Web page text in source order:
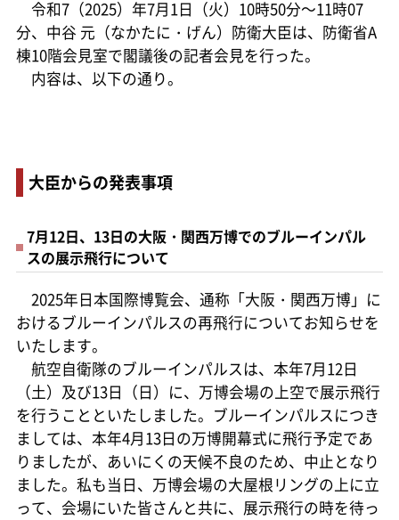
令和7（2025）年7月1日（火）10時50分～11時07
分、中谷 元（なかたに・げん）防衛大臣は、防衛省A
棟10階会見室で閣議後の記者会見を行った。
内容は、以下の通り。
大臣からの発表事項
7月12日、13日の大阪・関西万博でのブルーインパル
スの展示飛行について
2025年日本国際博覧会、通称「大阪・関西万博」に
おけるブルーインパルスの再飛行についてお知らせを
いたします。
航空自衛隊のブルーインパルスは、本年7月12日
（土）及び13日（日）に、万博会場の上空で展示飛行
を行うことといたしました。ブルーインパルスにつき
ましては、本年4月13日の万博開幕式に飛行予定であ
りましたが、あいにくの天候不良のため、中止となり
ました。私も当日、万博会場の大屋根リングの上に立
って、会場にいた皆さんと共に、展示飛行の時を待っ